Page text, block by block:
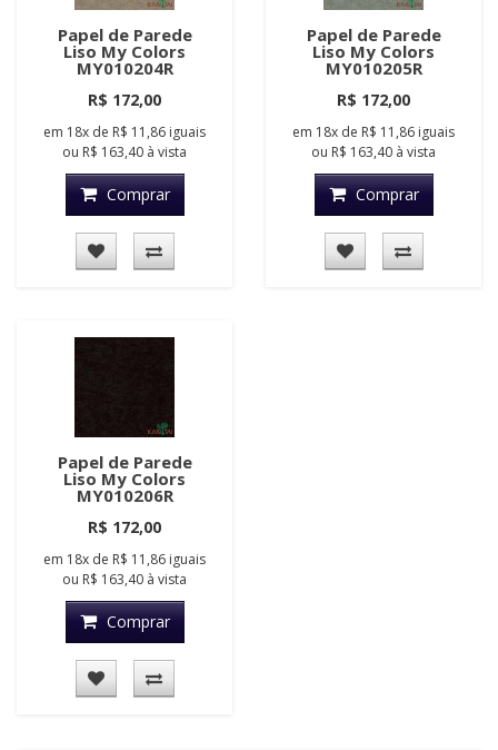
Papel de Parede
Liso My Colors
MY010204R
R$ 172,00
em 18x de R$ 11,86 iguais
ou R$ 163,40 à vista
Comprar
Papel de Parede
Liso My Colors
MY010205R
R$ 172,00
em 18x de R$ 11,86 iguais
ou R$ 163,40 à vista
Comprar
Papel de Parede
Liso My Colors
MY010206R
R$ 172,00
em 18x de R$ 11,86 iguais
ou R$ 163,40 à vista
Comprar